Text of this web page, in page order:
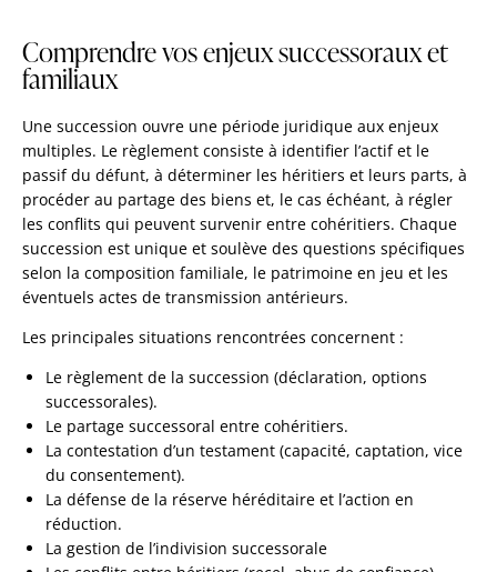
Comprendre vos enjeux successoraux et
familiaux
Une succession ouvre une période juridique aux enjeux
multiples. Le règlement consiste à identifier l’actif et le
passif du défunt, à déterminer les héritiers et leurs parts, à
procéder au partage des biens et, le cas échéant, à régler
les conflits qui peuvent survenir entre cohéritiers. Chaque
succession est unique et soulève des questions spécifiques
selon la composition familiale, le patrimoine en jeu et les
éventuels actes de transmission antérieurs.
Les principales situations rencontrées concernent :
Le règlement de la succession (déclaration, options
successorales).
Le partage successoral entre cohéritiers.
La contestation d’un testament (capacité, captation, vice
du consentement).
La défense de la réserve héréditaire et l’action en
réduction.
La gestion de l’indivision successorale